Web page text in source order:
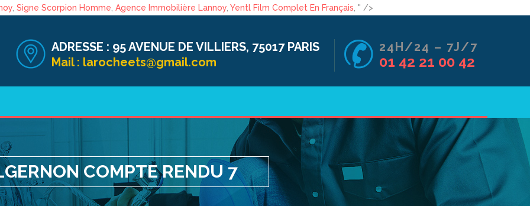
Signe Scorpion Homme Agence Immobilière Lannoy Yentl Film Complet En Français , " />
24H/24 – 7J/7
01 42 21 00 42
ADRESSE : 95 AVENUE DE VILLIERS, 75017 PARIS
Mail : larocheets@gmail.com
COMPTE RENDU 7